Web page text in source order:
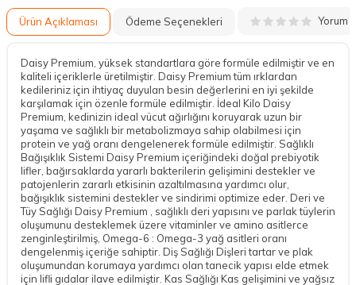
Ürün Açıklaması Ödeme Seçenekleri Yorum
Daisy Premium, yüksek standartlara göre formüle edilmiştir ve en
kaliteli içeriklerle üretilmiştir. Daisy Premium tüm ırklardan
kedileriniz için ihtiyaç duyulan besin değerlerini en iyi şekilde
karşılamak için özenle formüle edilmiştir. İdeal Kilo Daisy
Premium, kedinizin ideal vücut ağırlığını koruyarak uzun bir
yaşama ve sağlıklı bir metabolizmaya sahip olabilmesi için
protein ve yağ oranı dengelenerek formüle edilmiştir. Sağlıklı
Bağışıklık Sistemi Daisy Premium içeriğindeki doğal prebiyotik
lifler, bağırsaklarda yararlı bakterilerin gelişimini destekler ve
patojenlerin zararlı etkisinin azaltılmasına yardımcı olur,
bağışıklık sistemini destekler ve sindirimi optimize eder. Deri ve
Tüy Sağlığı Daisy Premium , sağlıklı deri yapısını ve parlak tüylerin
oluşumunu desteklemek üzere vitaminler ve amino asitlerce
zenginleştirilmiş, Omega-6 : Omega-3 yağ asitleri oranı
dengelenmiş içeriğe sahiptir. Diş Sağlığı Dişleri tartar ve plak
oluşumundan korumaya yardımcı olan tanecik yapısı elde etmek
için lifli gıdalar ilave edilmiştir. Kas Sağlığı Kas gelişimini ve yağsız